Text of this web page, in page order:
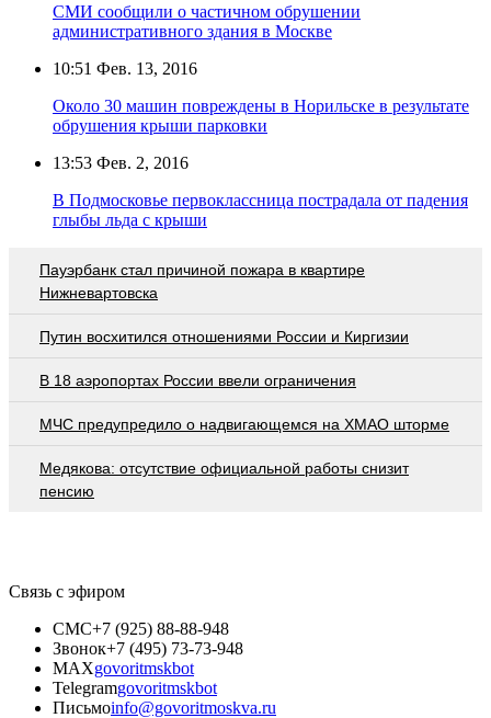
СМИ сообщили о частичном обрушении
административного здания в Москве
10:51 Фев. 13, 2016
Около 30 машин повреждены в Норильске в результате
обрушения крыши парковки
13:53 Фев. 2, 2016
В Подмосковье первоклассница пострадала от падения
глыбы льда с крыши
Пауэрбанк стал причиной пожара в квартире
Нижневартовска
Путин восхитился отношениями России и Киргизии
В 18 аэропортах России ввели ограничения
МЧС предупредило о надвигающемся на ХМАО шторме
Медякова: отсутствие официальной работы снизит
пенсию
Связь с эфиром
СМС+7 (925) 88-88-948
Звонок+7 (495) 73-73-948
MAXgovoritmskbot
Telegramgovoritmskbot
Письмоinfo@govoritmoskva.ru